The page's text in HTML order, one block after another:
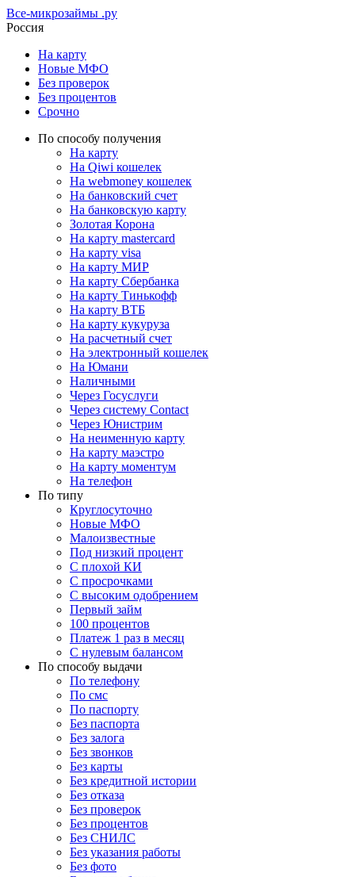
Все-микрозаймы .ру
Россия
На карту
Новые МФО
Без проверок
Без процентов
Срочно
По способу получения
На карту
На Qiwi кошелек
На webmoney кошелек
На банковский счет
На банковскую карту
Золотая Корона
На карту mastercard
На карту visa
На карту МИР
На карту Сбербанка
На карту Тинькофф
На карту ВТБ
На карту кукуруза
На расчетный счет
На электронный кошелек
На Юмани
Наличными
Через Госуслуги
Через систему Contact
Через Юнистрим
На неименную карту
На карту маэстро
На карту моментум
На телефон
По типу
Круглосуточно
Новые МФО
Малоизвестные
Под низкий процент
С плохой КИ
С просрочками
С высоким одобрением
Первый займ
100 процентов
Платеж 1 раз в месяц
C нулевым балансом
По способу выдачи
По телефону
По смс
По паспорту
Без паспорта
Без залога
Без звонков
Без карты
Без кредитной истории
Без отказа
Без проверок
Без процентов
Без СНИЛС
Без указания работы
Без фото